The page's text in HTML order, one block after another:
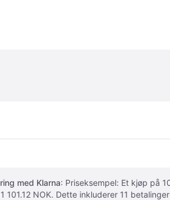
med Klarna: Priseksempel: Et kjøp på
NOK. Dette inkluderer 11